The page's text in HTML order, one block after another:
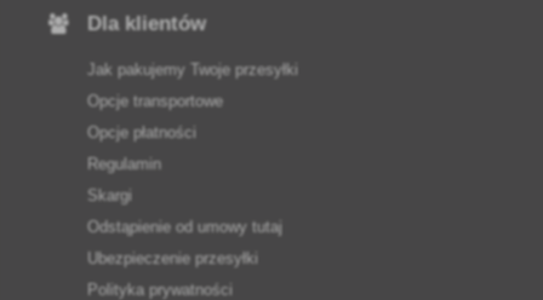
Dla klientów
Jak pakujemy Twoje przesyłki
Opcje transportowe
Opcje płatności
Regulamin
Skargi
Odstąpienie od umowy tutaj
Ubezpieczenie przesyłki
Polityka prywatności